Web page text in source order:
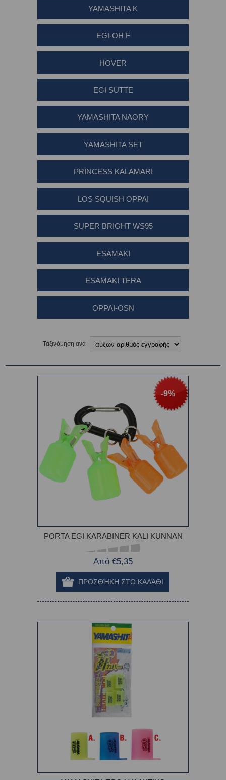
YAMASHITA K
EGI-OH F
HOVER
EGI SUTTE
YAMASHITA NAORY
YAMASHITA SET
PRINCESS KALAMARI
LOS SQUISH OPPAI
SUPER BRIGHT WS95
ESAMAKI
ESAMAKI TERA
OPPAI-OSN
Ταξινόμηση ανά
-9%
PORTA EGI KARABINER KALI KUNNAN
Από €5,35